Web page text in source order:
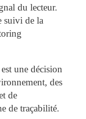
du lecteur.
suivi de la
une décision
des
de
de traçabilité.